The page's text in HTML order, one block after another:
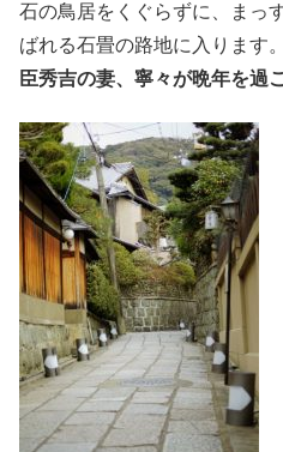
石の鳥居をくぐらずに、まっ
ばれる石畳の路地に入ります
臣秀吉の妻、寧々が晩年を過